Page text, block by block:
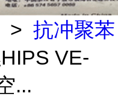
> 抗冲聚苯
VE-
...